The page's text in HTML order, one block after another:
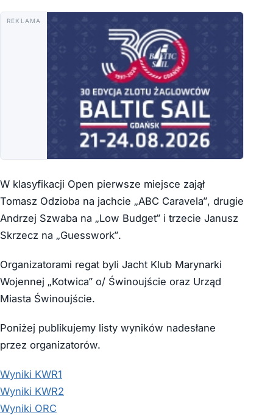
REKLAMA
W klasyfikacji Open pierwsze miejsce zajął
Tomasz Odzioba na jachcie „ABC Caravela”, drugie
Andrzej Szwaba na „Low Budget” i trzecie Janusz
Skrzecz na „Guesswork”.
Organizatorami regat byli Jacht Klub Marynarki
Wojennej „Kotwica” o/ Świnoujście oraz Urząd
Miasta Świnoujście.
Poniżej publikujemy listy wyników nadesłane
przez organizatorów.
Wyniki KWR1
Wyniki KWR2
Wyniki ORC